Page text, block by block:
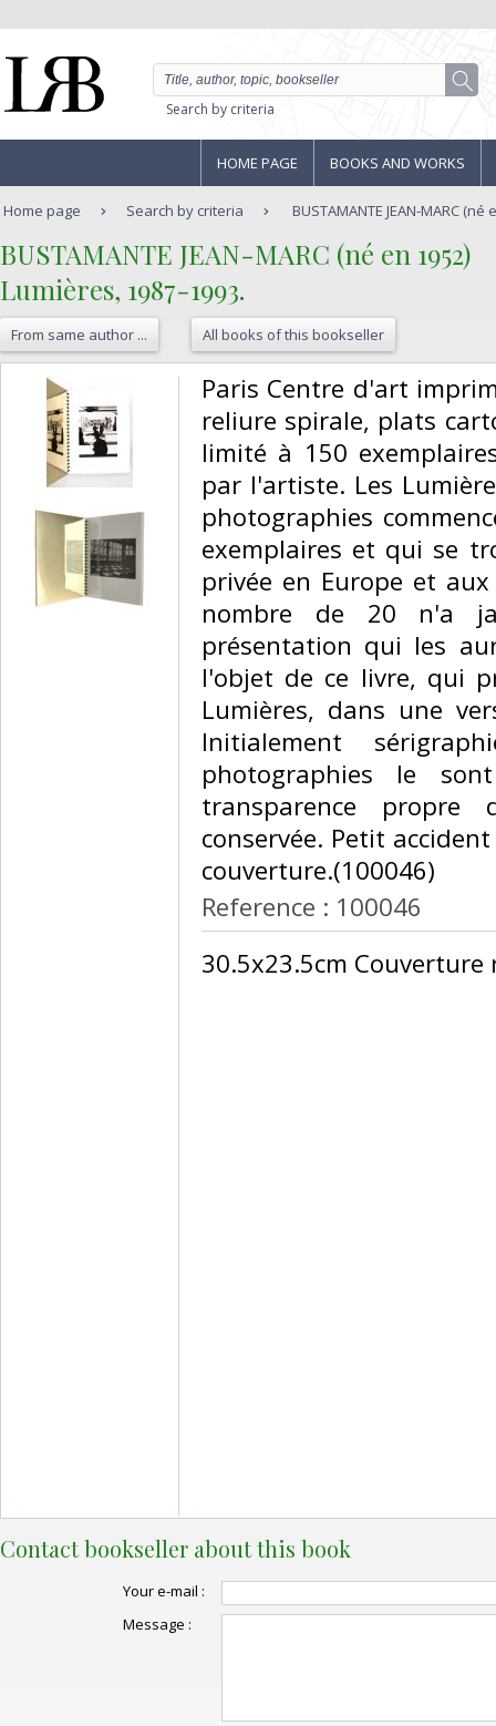
Search by criteria
HOME PAGE BOOKS AND WORKS
Home page Search by criteria BUSTAMANTE JEAN-MARC
‎BUSTAMANTE JEAN-MARC (né en 1952)‎
‎Lumières, 1987-1993.‎
From same author ... All books of this bookseller
‎Paris Centre d'art
reliure spirale, plats
limité à 150
par l'artiste. Les
photographies
exemplaires et qui se
privée en Europe et
nombre de 20 n'a
présentation qui les
l'objet de ce livre, qui
Lumières, dans une
Initialement
photographies le
transparence
conservée. Petit
couverture.(100046) ‎
Reference : 100046
‎30.5x23.5cm Couverture
Contact bookseller about this book
Your e-mail :
Message :